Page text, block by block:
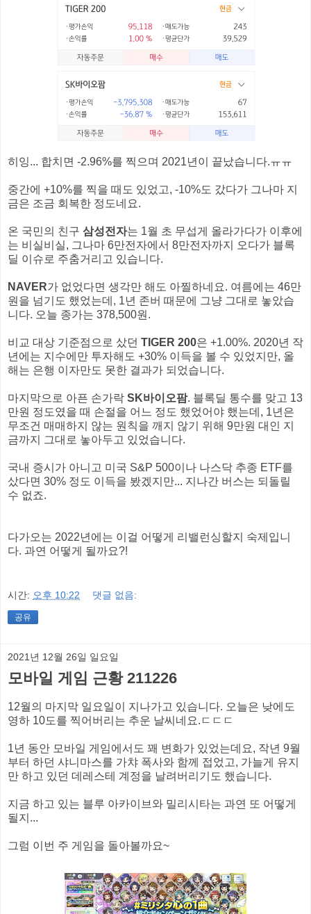
히잉... 합치면 -2.96%를 찍으며 2021년이 끝났습니다.ㅠㅠ
중간에 +10%를 찍을 때도 있었고, -10%도 갔다가 그나마 지
금은 조금 회복한 정도네요.
온 국민의 친구 삼성전자는 1월 초 무섭게 올라가다가 이후에
는 비실비실, 그나마 6만전자에서 8만전자까지 오다가 블록
딜 이슈로 주춤거리고 있습니다.
NAVER가 없었다면 생각만 해도 아찔하네요. 여름에는 46만
원을 넘기도 했었는데, 1년 존버 때문에 그냥 그대로 놓았습
니다. 오늘 종가는 378,500원.
비교 대상 기준점으로 샀던 TIGER 200은 +1.00%. 2020년 작
년에는 지수에만 투자해도 +30% 이득을 볼 수 있었지만, 올
해는 은행 이자만도 못한 결과가 되었습니다.
마지막으로 아픈 손가락 SK바이오팜. 블록딜 통수를 맞고 13
만원 정도였을 때 손절을 어느 정도 했었어야 했는데, 1년은
무조건 매매하지 않는 원칙을 깨지 않기 위해 9만원 대인 지
금까지 그대로 놓아두고 있었습니다.
국내 증시가 아니고 미국 S&P 500이나 나스닥 추종 ETF를
샀다면 30% 정도 이득을 봤겠지만... 지나간 버스는 되돌릴
수 없죠.
다가오는 2022년에는 이걸 어떻게 리밸런싱할지 숙제입니
다. 과연 어떻게 될까요?!
시간: 오후 10:22 댓글 없음:
공유
2021년 12월 26일 일요일
모바일 게임 근황 211226
12월의 마지막 일요일이 지나가고 있습니다. 오늘은 낮에도
영하 10도를 찍어버리는 추운 날씨네요.ㄷㄷㄷ
1년 동안 모바일 게임에서도 꽤 변화가 있었는데요, 작년 9월
부터 하던 샤니마스를 가챠 폭사와 함께 접었고, 가늘게 유지
만 하고 있던 데레스테 계정을 날려버리기도 했습니다.
지금 하고 있는 블루 아카이브와 밀리시타는 과연 또 어떻게
될지...
그럼 이번 주 게임을 돌아볼까요~